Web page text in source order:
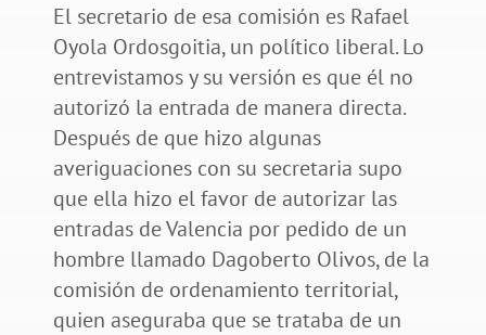
El secretario de esa comisión es Rafael
Oyola Ordosgoitia, un político liberal. Lo
entrevistamos y su versión es que él no
autorizó la entrada de manera directa.
Después de que hizo algunas
averiguaciones con su secretaria supo
que ella hizo el favor de autorizar las
entradas de Valencia por pedido de un
hombre llamado Dagoberto Olivos, de la
comisión de ordenamiento territorial,
quien aseguraba que se trataba de un